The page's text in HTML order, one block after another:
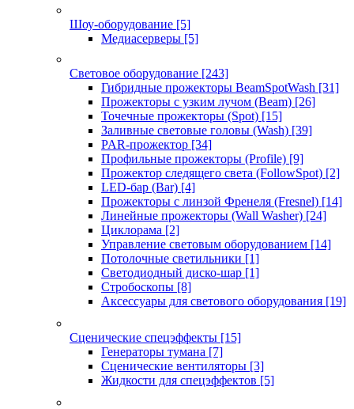
Шоу-оборудование [5]
Медиасерверы [5]
Световое оборудование [243]
Гибридные прожекторы BeamSpotWash [31]
Прожекторы с узким лучом (Beam) [26]
Точечные прожекторы (Spot) [15]
Заливные световые головы (Wash) [39]
PAR-прожектор [34]
Профильные прожекторы (Profile) [9]
Прожектор следящего света (FollowSpot) [2]
LED-бар (Bar) [4]
Прожекторы с линзой Френеля (Fresnel) [14]
Линейные прожекторы (Wall Washer) [24]
Циклорама [2]
Управление световым оборудованием [14]
Потолочные светильники [1]
Светодиодный диско-шар [1]
Стробоскопы [8]
Аксессуары для светового оборудования [19]
Сценические спецэффекты [15]
Генераторы тумана [7]
Сценические вентиляторы [3]
Жидкости для спецэффектов [5]